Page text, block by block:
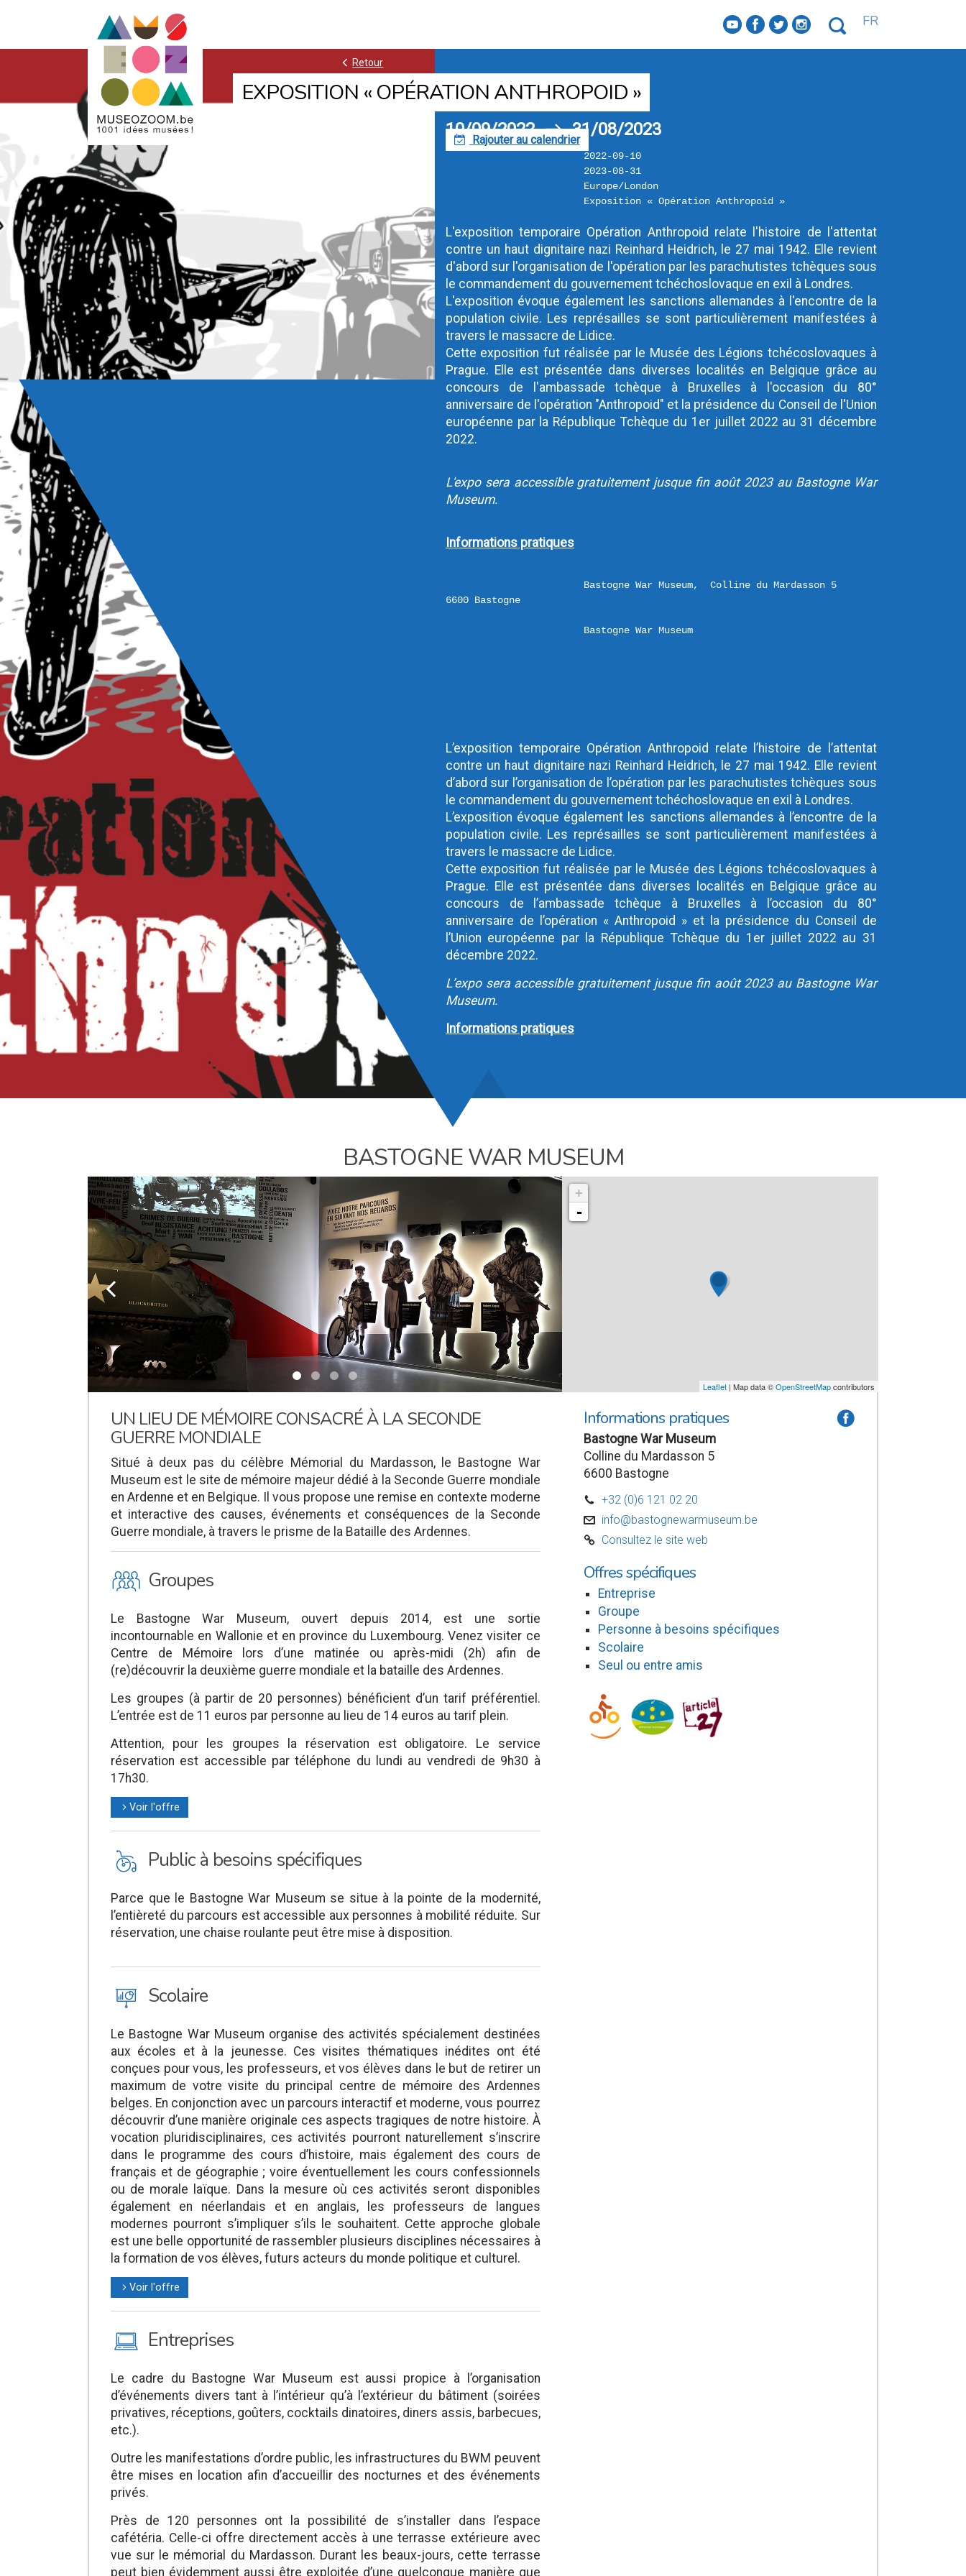
f a b e FR
k Retour
EXPOSITION « OPÉRATION ANTHROPOID »
10/09/2022 h 31/08/2023
F Rajouter au calendrier
2022-09-10
2023-08-31
Europe/London
Exposition « Opération Anthropoid »
L'exposition temporaire Opération Anthropoid relate l'histoire de l'attentat
contre un haut dignitaire nazi Reinhard Heidrich, le 27 mai 1942. Elle revient
d'abord sur l'organisation de l'opération par les parachutistes tchèques sous
le commandement du gouvernement tchéchoslovaque en exil à Londres.
L'exposition évoque également les sanctions allemandes à l'encontre de la
population civile. Les représailles se sont particulièrement manifestées à
travers le massacre de Lidice.
Cette exposition fut réalisée par le Musée des Légions tchécoslovaques à
Prague. Elle est présentée dans diverses localités en Belgique grâce au
concours de l'ambassade tchèque à Bruxelles à l'occasion du 80°
anniversaire de l'opération "Anthropoid" et la présidence du Conseil de l'Union
européenne par la République Tchèque du 1er juillet 2022 au 31 décembre
2022.
L'expo sera accessible gratuitement jusque fin août 2023 au Bastogne War
Museum.
Informations pratiques
Bastogne War Museum,  Colline du Mardasson 5
Bastogne War Museum
L’exposition temporaire Opération Anthropoid relate l’histoire de l’attentat
contre un haut dignitaire nazi Reinhard Heidrich, le 27 mai 1942. Elle revient
d’abord sur l’organisation de l’opération par les parachutistes tchèques sous
le commandement du gouvernement tchéchoslovaque en exil à Londres.
L’exposition évoque également les sanctions allemandes à l’encontre de la
population civile. Les représailles se sont particulièrement manifestées à
travers le massacre de Lidice.
Cette exposition fut réalisée par le Musée des Légions tchécoslovaques à
Prague. Elle est présentée dans diverses localités en Belgique grâce au
concours de l’ambassade tchèque à Bruxelles à l’occasion du 80°
anniversaire de l’opération « Anthropoid » et la présidence du Conseil de
l’Union européenne par la République Tchèque du 1er juillet 2022 au 31
décembre 2022.
L’expo sera accessible gratuitement jusque fin août 2023 au Bastogne War
Museum.
Informations pratiques
BASTOGNE WAR MUSEUM
k l
+
-
Leaflet | Map data ©OpenStreetMapcontributors
UN LIEU DE MÉMOIRE CONSACRÉ À LA SECONDE
GUERRE MONDIALE
Situé à deux pas du célèbre Mémorial du Mardasson, le Bastogne War
Museum est le site de mémoire majeur dédié à la Seconde Guerre mondiale
en Ardenne et en Belgique. Il vous propose une remise en contexte moderne
et interactive des causes, événements et conséquences de la Seconde
Guerre mondiale, à travers le prisme de la Bataille des Ardennes.
O Groupes
Le Bastogne War Museum, ouvert depuis 2014, est une sortie
incontournable en Wallonie et en province du Luxembourg. Venez visiter ce
Centre de Mémoire lors d’une matinée ou après-midi (2h) afin de
(re)découvrir la deuxième guerre mondiale et la bataille des Ardennes.
Les groupes (à partir de 20 personnes) bénéficient d’un tarif préférentiel.
L’entrée est de 11 euros par personne au lieu de 14 euros au tarif plein.
Attention, pour les groupes la réservation est obligatoire. Le service
réservation est accessible par téléphone du lundi au vendredi de 9h30 à
17h30.
l Voir l'offre
L Public à besoins spécifiques
Parce que le Bastogne War Museum se situe à la pointe de la modernité,
l’entièreté du parcours est accessible aux personnes à mobilité réduite. Sur
réservation, une chaise roulante peut être mise à disposition.
J Scolaire
Le Bastogne War Museum organise des activités spécialement destinées
aux écoles et à la jeunesse. Ces visites thématiques inédites ont été
conçues pour vous, les professeurs, et vos élèves dans le but de retirer un
maximum de votre visite du principal centre de mémoire des Ardennes
belges. En conjonction avec un parcours interactif et moderne, vous pourrez
découvrir d’une manière originale ces aspects tragiques de notre histoire. À
vocation pluridisciplinaires, ces activités pourront naturellement s’inscrire
dans le programme des cours d’histoire, mais également des cours de
français et de géographie ; voire éventuellement les cours confessionnels
ou de morale laïque. Dans la mesure où ces activités seront disponibles
également en néerlandais et en anglais, les professeurs de langues
modernes pourront s’impliquer s’ils le souhaitent. Cette approche globale
est une belle opportunité de rassembler plusieurs disciplines nécessaires à
la formation de vos élèves, futurs acteurs du monde politique et culturel.
l Voir l'offre
M Entreprises
Le cadre du Bastogne War Museum est aussi propice à l’organisation
d’événements divers tant à l’intérieur qu’à l’extérieur du bâtiment (soirées
privatives, réceptions, goûters, cocktails dinatoires, diners assis, barbecues,
etc.).
Outre les manifestations d’ordre public, les infrastructures du BWM peuvent
être mises en location afin d’accueillir des nocturnes et des événements
privés.
Près de 120 personnes ont la possibilité de s’installer dans l’espace
cafétéria. Celle-ci offre directement accès à une terrasse extérieure avec
vue sur le mémorial du Mardasson. Durant les beaux-jours, cette terrasse
peut bien évidemment aussi être exploitée d’une quelconque manière que
Informations pratiques
Bastogne War Museum
Colline du Mardasson 5
6600 Bastogne
a
D +32 (0)6 121 02 20
v info@bastognewarmuseum.be
C Consultez le site web
Offres spécifiques
Entreprise
Groupe
Personne à besoins spécifiques
Scolaire
Seul ou entre amis